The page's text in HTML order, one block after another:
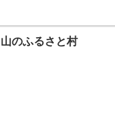
山のふるさと村